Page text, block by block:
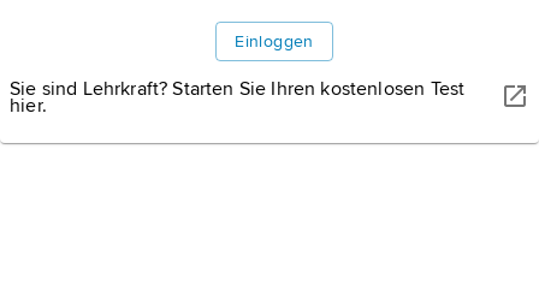
Informationen zum Artikel
Einloggen
Sie sind Lehrkraft? Starten Sie Ihren kostenlosen Test
hier.